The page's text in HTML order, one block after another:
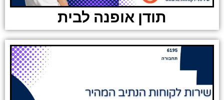
תודן אופנה לבית